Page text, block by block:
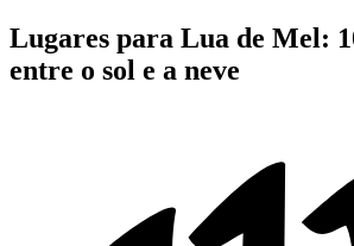
Lugares para Lua de Mel:
entre o sol e a neve